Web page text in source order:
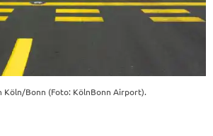
Köln/Bonn (Foto: KölnBonn Airport).